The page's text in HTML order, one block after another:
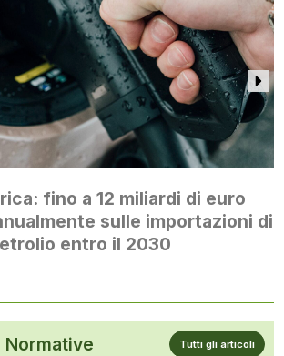
fino a 12 miliardi di euro
sulle importazioni di
entro il 2030
Normative Tutti gli articoli